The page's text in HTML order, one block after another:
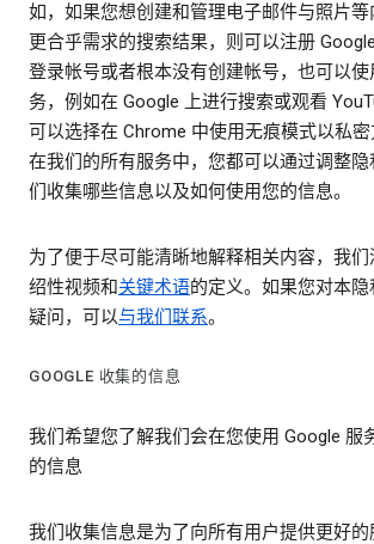
如，如果您想创建和管理电子邮件与照片等
更合乎需求的搜索结果，则可以注册
登录帐号或者根本没有创建帐号，也可以使
务，例如在 Google 上进行搜索或观看
可以选择在 Chrome 中使用无痕模式以私密
在我们的所有服务中，您都可以通过调整
们收集哪些信息以及如何使用您的信息。
为了便于尽可能清晰地解释相关内容，我
绍性视频和关键术语的定义。如果您对本
疑问，可以与我们联系。
GOOGLE 收集的信息
我们希望您了解我们会在您使用 Google 服
的信息
我们收集信息是为了向所有用户提供更好